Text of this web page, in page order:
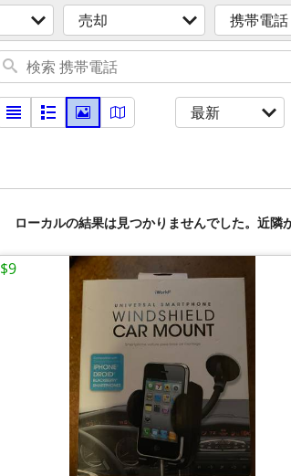
売却 携帯電話
最新
ローカルの結果は見つかりませんでした。近隣
$9